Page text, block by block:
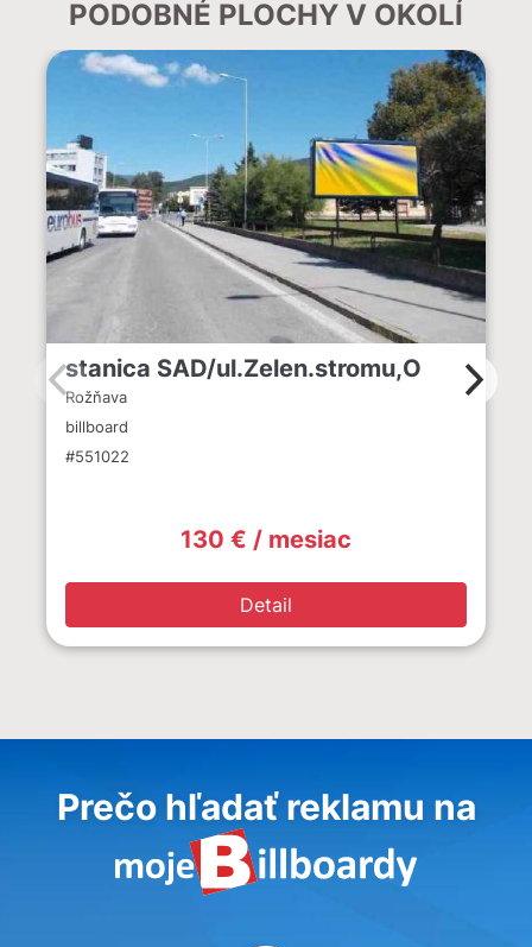
PODOBNÉ PLOCHY V OKOLÍ
stanica SAD/ul.Zelen.stromu,O
Rožňava
billboard
#551022
130 € / mesiac
Detail
Prečo hľadať reklamu na